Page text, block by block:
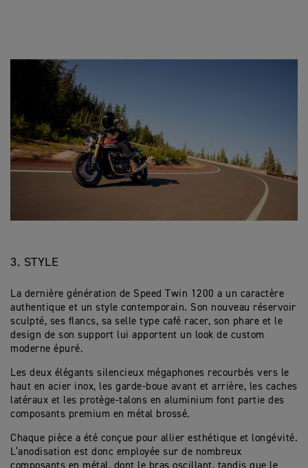
3. STYLE
La dernière génération de Speed Twin 1200 a un caractère
authentique et un style contemporain. Son nouveau réservoir
sculpté, ses flancs, sa selle type café racer, son phare et le
design de son support lui apportent un look de custom
moderne épuré.
Les deux élégants silencieux mégaphones recourbés vers le
haut en acier inox, les garde-boue avant et arrière, les caches
latéraux et les protège-talons en aluminium font partie des
composants premium en métal brossé.
Chaque pièce a été conçue pour allier esthétique et longévité.
L’anodisation est donc employée sur de nombreux
composants en métal, dont le bras oscillant, tandis que le